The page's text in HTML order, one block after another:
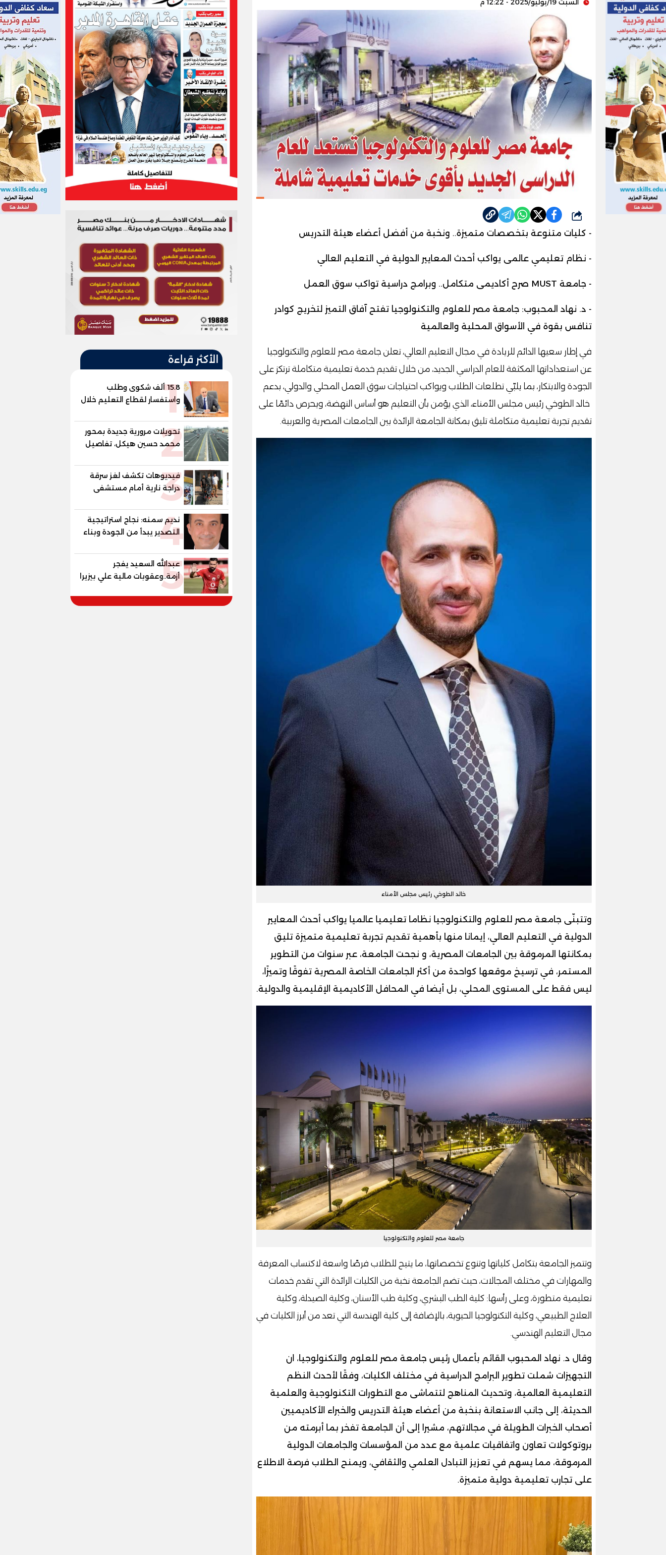
السبت 19/يوليو/2025 - 12:22 م
شارك
- كليات متنوعة بتخصصات متميزة.. ونخبة من أفضل أعضاء هيئة التدريس
- نظام تعليمي عالمى يواكب أحدث المعايير الدولية في التعليم العالي
- جامعة MUST صرح أكاديمى متكامل.. وبرامج دراسية تواكب سوق العمل
- د. نهاد المحبوب: جامعة مصر للعلوم والتكنولوجيا تفتح آفاق التميز لتخريج كوادر
تنافس بقوة في الأسواق المحلية والعالمية
في إطار سعيها الدائم للريادة في مجال التعليم العالي، تعلن جامعة مصر للعلوم والتكنولوجيا
عن استعداداتها المكثفة للعام الدراسي الجديد، من خلال تقديم خدمة تعليمية متكاملة ترتكز على
الجودة والابتكار، بما يلبّي تطلعات الطلاب ويواكب احتياجات سوق العمل المحلي والدولي، بدعم
خالد الطوخي رئيس مجلس الأمناء، الذي يؤمن بأن التعليم هو أساس النهضة، ويحرص دائمًا على
تقديم تجربة تعليمية متكاملة تليق بمكانة الجامعة الرائدة بين الجامعات المصرية والعربية.
خالد الطوخي رئيس مجلس الأمناء
وتتبنّى جامعة مصر للعلوم والتكنولوجيا نظاما تعليميا عالميا يواكب أحدث المعايير
الدولية في التعليم العالي، إيمانا منها بأهمية تقديم تجربة تعليمية متميزة تليق
بمكانتها المرموقة بين الجامعات المصرية، و نجحت الجامعة، عبر سنوات من التطوير
المستمر، في ترسيخ موقعها كواحدة من أكثر الجامعات الخاصة المصرية تفوقًا وتميزًا،
ليس فقط على المستوى المحلي، بل أيضا في المحافل الأكاديمية الإقليمية والدولية.
جامعة مصر للعلوم والتكنولوجيا
وتتميز الجامعة بتكامل كلياتها وتنوع تخصصاتها، ما يتيح للطلاب فرصًا واسعة لاكتساب المعرفة
والمهارات في مختلف المجالات، حيث تضم الجامعة نخبة من الكليات الرائدة التي تقدم خدمات
تعليمية متطورة، وعلى رأسها: كلية الطب البشري، وكلية طب الأسنان، وكلية الصيدلة، وكلية
العلاج الطبيعي، وكلية التكنولوجيا الحيوية، بالإضافة إلى كلية الهندسة التي تعد من أبرز الكليات في
مجال التعليم الهندسي.
وقال د. نهاد المحبوب القائم بأعمال رئيس جامعة مصر للعلوم والتكنولوجيا، ان
التجهيزات شملت تطوير البرامج الدراسية في مختلف الكليات، وفقًا لأحدث النظم
التعليمية العالمية، وتحديث المناهج لتتماشى مع التطورات التكنولوجية والعلمية
الحديثة، إلى جانب الاستعانة بنخبة من أعضاء هيئة التدريس والخبراء الأكاديميين
أصحاب الخبرات الطويلة في مجالاتهم، مشيرا إلى أن الجامعة تفخر بما أبرمته من
بروتوكولات تعاون واتفاقيات علمية مع عدد من المؤسسات والجامعات الدولية
المرموقة، مما يسهم في تعزيز التبادل العلمي والثقافي، ويمنح الطلاب فرصة الاطلاع
على تجارب تعليمية دولية متميزة.
الأكثر قراءة
115.8 ألف شكوى وطلب
واستفسار لقطاع التعليم خلال
يوليو.. استجابة فعالة لشكاوى
الطلاب وأولياء الأمور
2
تحويلات مرورية جديدة بمحور
محمد حسين هيكل، تفاصيل
الغلق على مرحلتين
3
فيديوهات تكشف لغز سرقة
دراجة نارية أمام مستشفى
بمدينة نصر
4
نديم سمنه: نجاح استراتيجية
التصدير يبدأ من الجودة وبناء
الثقة في شعار "صنع في
مصر"
5
عبدالله السعيد يفجر
أزمة..وعقوبات مالية علي بيزيرا
وبانزا